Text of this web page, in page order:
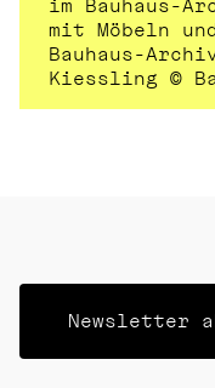
mit Möbeln
Bauhaus-
Kiessling ©
Newsletter